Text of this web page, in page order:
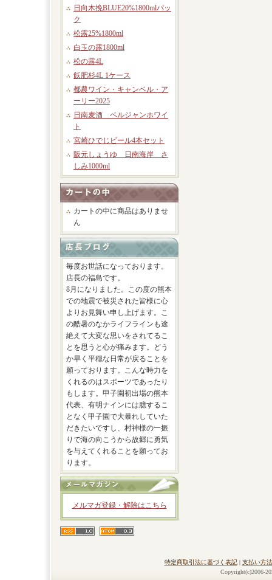
日向木挽BLUE20%1800mlパッ
ク
松露25%1800ml
白玉の露1800ml
松の露4L
飫肥杉4L 1ケース
都農ワイン・キャンベル・ア
ーリー2025
日南麦酒 ベルジャンホワイ
ト
宮崎ひでじビール4本セット
阪元しょうゆ 日南海岸 さ
しみ1000ml
カートの中に商品はありませ
ん
毎度お世話になっております。
店長の福島です。
8月になりました。この度の熊本
での地震で被災された皆様に心
よりお見舞い申し上げます。こ
の酷暑のなかライフラインも途
絶えて大変な思いをされてるこ
とを思うと心が痛みます。どう
か早く平穏な日常が戻ることを
願っております。こんな時力を
くれるのはスポーツであったり
もします。甲子園初出場の熊本
代表、有明ナインには臆するこ
となく甲子園で大暴れしていた
だきたいですし、村神様の一振
りで海の向こうから故郷に勇気
を与えてくれることを願ってお
ります。
メルマガ登録・解除はこちら
特定商取引法に基づく表記| 支払い方
Copyright(c)2006-